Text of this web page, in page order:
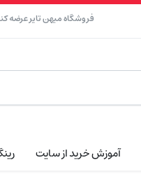
فروشگاه میهن تایر عرضه
آموزش خرید از سایت